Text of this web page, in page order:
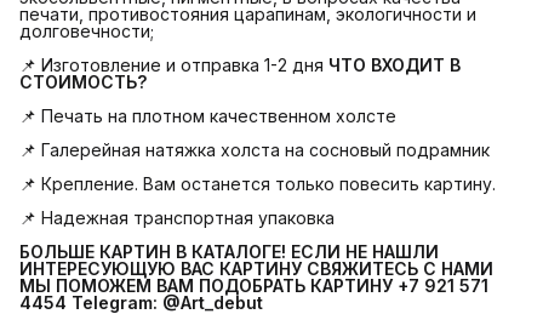
печати, противостояния царапинам, экологичности и
долговечности;
📌 Изготовление и отправка 1-2 дня ЧТО ВХОДИТ В
СТОИМОСТЬ?
📌 Печать на плотном качественном холсте
📌 Галерейная натяжка холста на сосновый подрамник
📌 Крепление. Вам останется только повесить картину.
📌 Надежная транспортная упаковка
БОЛЬШЕ КАРТИН В КАТАЛОГЕ! ЕСЛИ НЕ НАШЛИ
ИНТЕРЕСУЮЩУЮ ВАС КАРТИНУ СВЯЖИТЕСЬ С НАМИ
МЫ ПОМОЖЕМ ВАМ ПОДОБРАТЬ КАРТИНУ +7 921 571
4454 Telegram: @Art_debut